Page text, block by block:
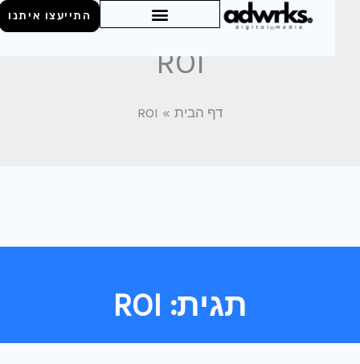
התייעצו איתנו
ROI
דף הבית ROI
תגית: ROI